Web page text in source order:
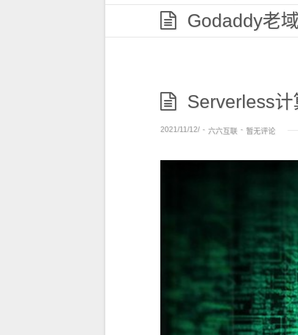
Godaddy老域名妿姀
Serverless
2021/11/12/ - 六六互联 - 暂无评论